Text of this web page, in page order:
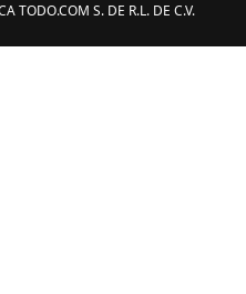
TODO.COM S. DE R.L. DE C.V.